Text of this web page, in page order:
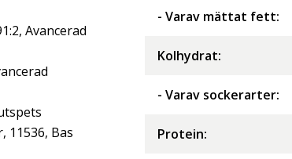
Avancerad
Bas
- Varav mättat fett:
Kolhydrat:
- Varav sockerarter:
Protein: